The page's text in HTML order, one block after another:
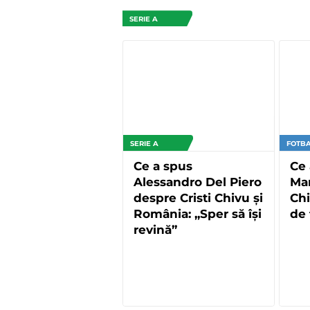
SERIE A
SERIE A
Ce a spus
Alessandro Del Piero
despre Cristi Chivu și
România: „Sper să își
revină”
Ce
de